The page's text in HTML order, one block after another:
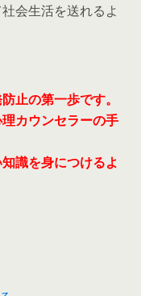
会生活を送れるよ
止の第一歩です。
カウンセラーの手
識を身につけるよ